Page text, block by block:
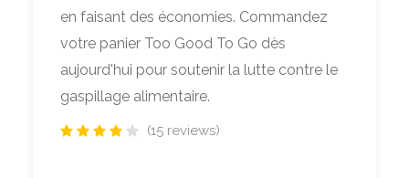
en faisant des économies. Commandez
votre panier Too Good To Go dès
aujourd'hui pour soutenir la lutte contre le
gaspillage alimentaire.
(15 reviews)